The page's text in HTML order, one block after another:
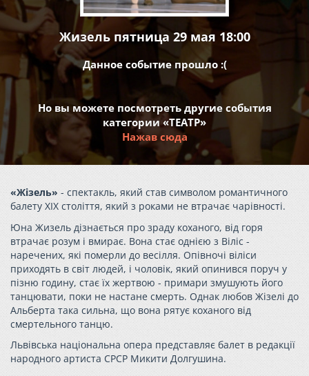
Жизель пятница 29 мая 18:00
Данное событие прошло :(
Но вы можете посмотреть другие события
категории «ТЕАТР»
Нажав сюда
«Жізель» - спектакль, який став символом романтичного
балету XIX століття, який з роками не втрачає чарівності.
Юна Жизель дізнається про зраду коханого, від горя
втрачає розум і вмирає. Вона стає однією з Віліс -
наречених, які померли до весілля. Опівночі віліси
приходять в світ людей, і чоловік, який опинився поруч у
пізню годину, стає їх жертвою - примари змушують його
танцювати, поки не настане смерть. Однак любов Жізелі до
Альберта така сильна, що вона рятує коханого від
смертельного танцю.
Львівська національна опера представляє балет в редакції
народного артиста СРСР Микити Долгушина.